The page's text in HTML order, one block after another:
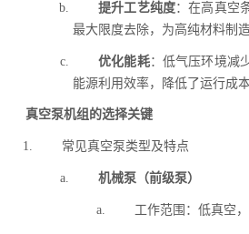
提升工艺纯度：在高真空
最大限度去除，为高纯材料制
优化能耗：低气压环境减
能源利用效率，降低了运行成本
真空泵机组的选择关键
常见真空泵类型及特点
机械泵（前级泵）
工作范围：低真空